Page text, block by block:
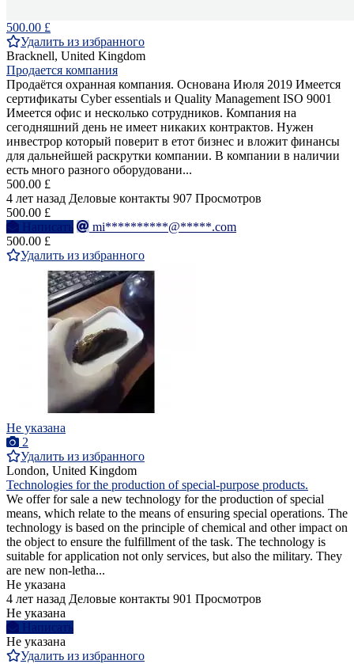
500.00 £
Удалить из избранного
Bracknell, United Kingdom
Продается компания
Продаётся охранная компания. Основана Июля 2019 Имеется
сертификаты Cyber essentials и Quality Management ISO 9001
Имеется офис и несколько сотрудников. Компания на
сегодняшний день не имеет никаких контрактов. Нужен
инвестрор который поверит в етот бизнес и вложит финансы
для дальнейшей раскрутки компании. В компании в наличии
есть много разного оборудовани...
500.00 £
4 лет назад Деловые контакты 907 Просмотров
500.00 £
Написать
mi**********@*****.com
500.00 £
Удалить из избранного
Не указана
2
Удалить из избранного
London, United Kingdom
Technologies for the production of special-purpose products.
We offer for sale a new technology for the production of special
means, which relate to the means of ensuring special operations. The
technology is based on the principle of chemical and other impact on
the object to ensure the fulfillment of the task. The technology is
suitable for application not only services, but also the military. They
are new non-letha...
Не указана
4 лет назад Деловые контакты 901 Просмотров
Не указана
Написать
Не указана
Удалить из избранного